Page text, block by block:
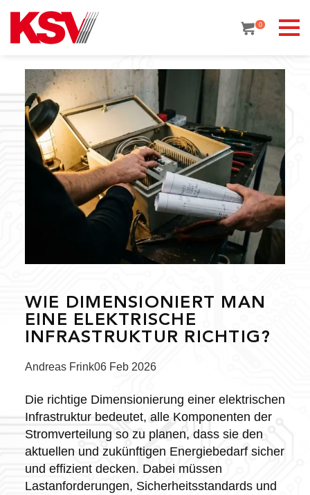
content
0
WIE DIMENSIONIERT MAN
EINE ELEKTRISCHE
INFRASTRUKTUR RICHTIG?
Posted
Andreas Frink06 Feb 2026
Die richtige Dimensionierung einer elektrischen
Infrastruktur bedeutet, alle Komponenten der
Stromverteilung so zu planen, dass sie den
aktuellen und zukünftigen Energiebedarf sicher
und effizient decken. Dabei müssen
Lastanforderungen, Sicherheitsstandards und